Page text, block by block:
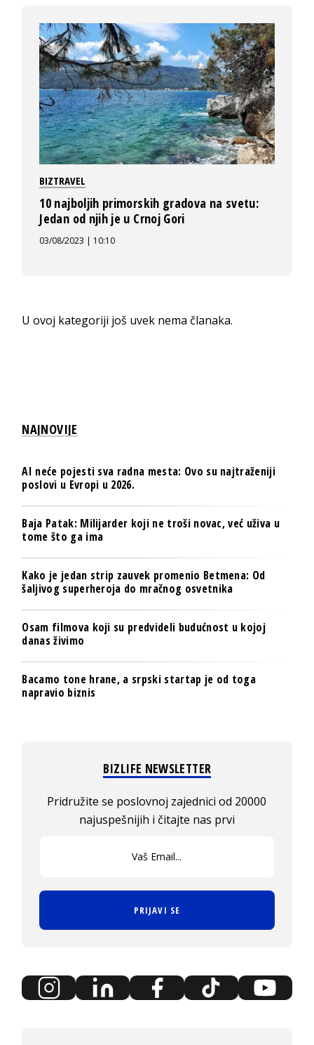
BIZTRAVEL
10 najboljih primorskih gradova na svetu:
Jedan od njih je u Crnoj Gori
03/08/2023 | 10:10
U ovoj kategoriji još uvek nema članaka.
NAJNOVIJE
AI neće pojesti sva radna mesta: Ovo su najtraženiji
poslovi u Evropi u 2026.
Baja Patak: Milijarder koji ne troši novac, već uživa u
tome što ga ima
Kako je jedan strip zauvek promenio Betmena: Od
šaljivog superheroja do mračnog osvetnika
Osam filmova koji su predvideli budućnost u kojoj
danas živimo
Bacamo tone hrane, a srpski startap je od toga
napravio biznis
BIZLIFE NEWSLETTER
Pridružite se poslovnoj zajednici od 20000
najuspešnijih i čitajte nas prvi
PRIJAVI SE